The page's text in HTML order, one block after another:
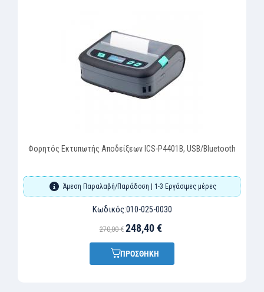
Εκτυπωτής Αποδείξεων ICS-P4401B, USB/Bluetooth
Άμεση Παραλαβή/Παράδοση | 1-3 Εργάσιμες μέρες
010-025-0030
248,40 €
ΠΡΟΣΘΗΚΗ